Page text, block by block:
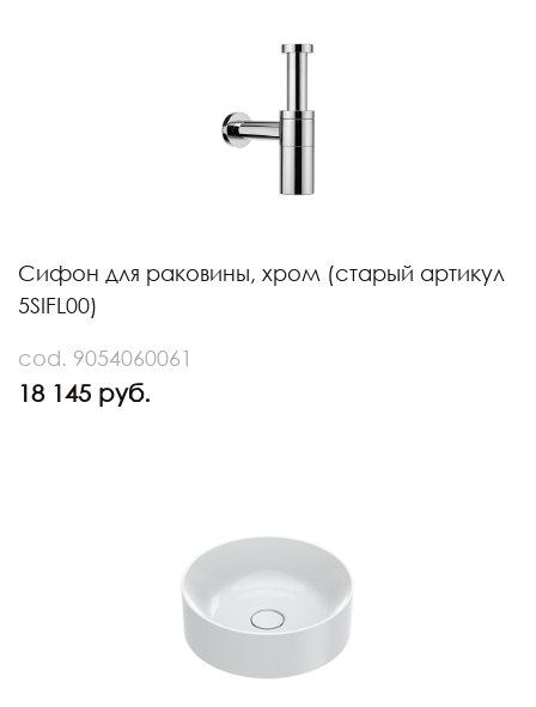
Сифон для раковины, хром (старый артикул
5SIFL00)
cod. 9054060061
18 145 руб.